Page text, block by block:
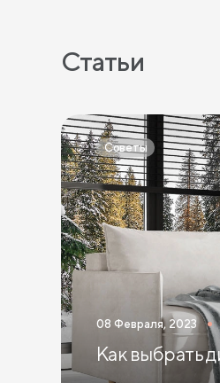
Кровати белого цвета
Кровати черного цвета
Кровати шириной 140
Кровати длиной 180 см
Кровати 120х180 см
Кровати 180х190 см
Кровати 160х200 см
Кровати с ящиками
Статьи
Советы
08 Февраля, 2023
Как выбрать